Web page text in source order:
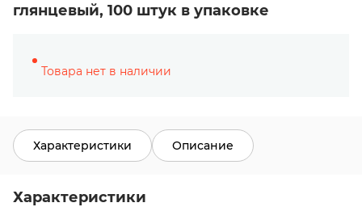
глянцевый, 100 штук в упаковке
Товара нет в наличии
Характеристики Описание
Характеристики